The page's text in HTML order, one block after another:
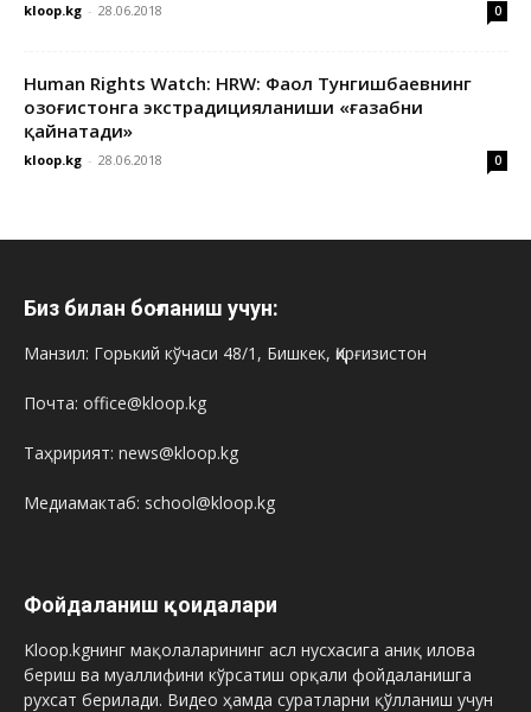
kloop.kg - 28.06.2018 0
Human Rights Watch: HRW: Фаол Тунгишбаевнинг
Қозоғистонга экстрадицияланиши «ғазабни
қайнатади»
kloop.kg - 28.06.2018 0
Биз билан боғланиш учун:
Манзил: Горький кўчаси 48/1, Бишкек, Қирғизистон
Почта: office@kloop.kg
Таҳририят: news@kloop.kg
Медиамактаб: school@kloop.kg
Фойдаланиш қоидалари
Kloop.kgнинг мақолаларининг асл нусхасига аниқ илова
бериш ва муаллифини кўрсатиш орқали фойдаланишга
рухсат берилади. Видео ҳамда суратларни қўлланиш учун